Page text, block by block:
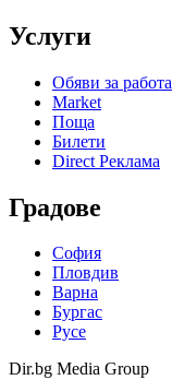
Услуги
Обяви за работа
Market
Поща
Билети
Direct Реклама
Градове
София
Пловдив
Варна
Бургас
Русе
Dir.bg Media Group